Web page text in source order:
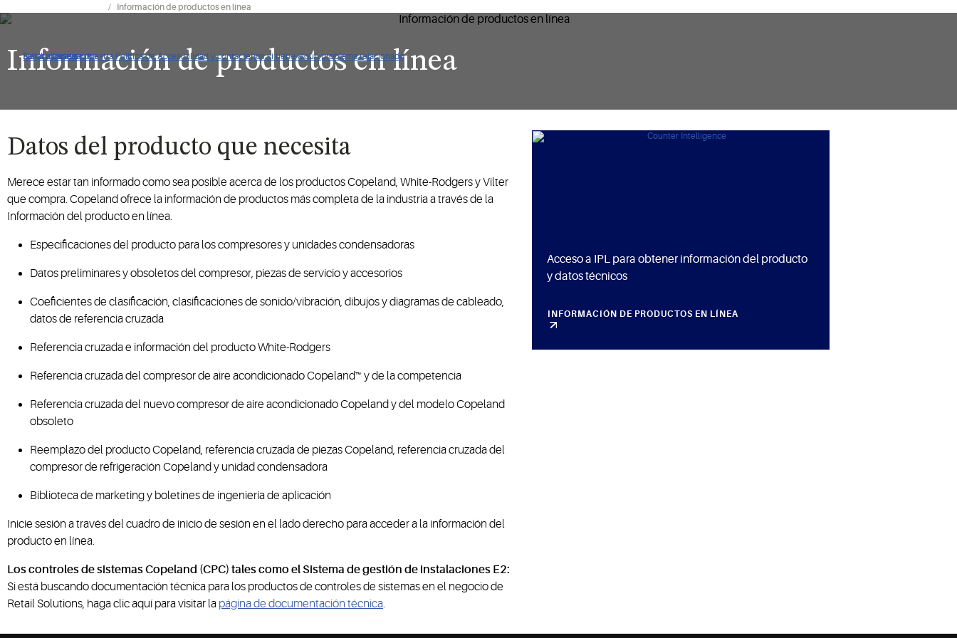
De clic para ver nuestra Política de Accesibilidad y contáctenos si tiene algún problema relacionado
Saltar a navegación
Saltar al contenido
Saltar a buscar
Información de productos en línea
Información de productos en línea
Datos del producto que necesita
Merece estar tan informado como sea posible acerca de los productos Copeland, White-Rodgers y Vilter
que compra. Copeland ofrece la información de productos más completa de la industria a través de la
Información del producto en línea.
Especificaciones del producto para los compresores y unidades condensadoras
Datos preliminares y obsoletos del compresor, piezas de servicio y accesorios
Coeficientes de clasificación, clasificaciones de sonido/vibración, dibujos y diagramas de cableado,
datos de referencia cruzada
Referencia cruzada e información del producto White-Rodgers
Referencia cruzada del compresor de aire acondicionado Copeland™ y de la competencia
Referencia cruzada del nuevo compresor de aire acondicionado Copeland y del modelo Copeland
obsoleto
Reemplazo del producto Copeland, referencia cruzada de piezas Copeland, referencia cruzada del
compresor de refrigeración Copeland y unidad condensadora
Biblioteca de marketing y boletines de ingeniería de aplicación
Inicie sesión a través del cuadro de inicio de sesión en el lado derecho para acceder a la información del
producto en línea.
Los controles de sistemas Copeland (CPC) tales como el Sistema de gestión de instalaciones E2:
Si está buscando documentación técnica para los productos de controles de sistemas en el negocio de
Retail Solutions, haga clic aquí para visitar la página de documentación técnica.
Acceso a IPL para obtener información del producto
y datos técnicos
INFORMACIÓN DE PRODUCTOS EN LÍNEA